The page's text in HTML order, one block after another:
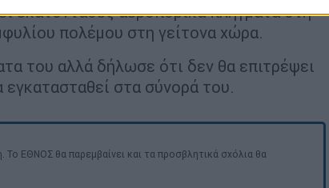
εκατοντάδες αεροπορικά πλήγματα στη
πολέμου στη γείτονα χώρα.
του αλλά δήλωσε ότι δεν θα επιτρέψει
εγκατασταθεί στα σύνορά του.
ΕΘΝΟΣ θα παρεμβαίνει και τα προσβλητικά σχόλια θα